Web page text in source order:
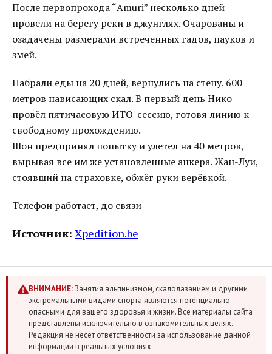
После первопрохода “Amuri” несколько дней
провели на берегу реки в джунглях. Очарованы и
озадачены размерами встреченных гадов, пауков и
змей.
Набрали еды на 20 дней, вернулись на стену. 600
метров нависающих скал. В первый день Нико
провёл пятичасовую ИТО-сессию, готовя линию к
свободному прохождению.
Шон предпринял попытку и улетел на 40 метров,
вырывая все им же установленные анкера. Жан-Луи,
стоявший на страховке, обжёг руки верёвкой.
Телефон работает, до связи
Источник: Xpedition.be
ВНИМАНИЕ:Занятия альпинизмом, скалолазанием и другими
экстремальными видами спорта являются потенциально
опасными для вашего здоровья и жизни. Все материалы сайта
представлены исключительно в ознакомительных целях.
Редакция не несет ответственности за использование данной
информации в реальных условиях.